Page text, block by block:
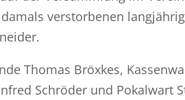
verstorbenen
Thomas Bröxkes,
Schröder und Pokalwart